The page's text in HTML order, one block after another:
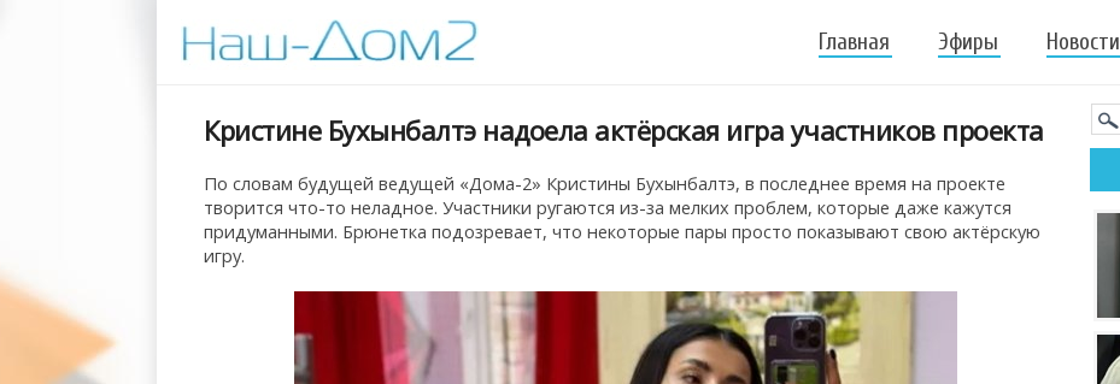
Главная Эфиры Новости
Кристине Бухынбалтэ надоела актёрская игра участников проекта
По словам будущей ведущей «Дома-2» Кристины Бухынбалтэ, в последнее время на проекте
творится что-то неладное. Участники ругаются из-за мелких проблем, которые даже кажутся
придуманными. Брюнетка подозревает, что некоторые пары просто показывают свою актёрскую
игру.